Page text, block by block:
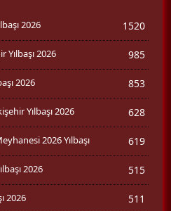
2026 1520
Yılbaşı 2026 985
2026 853
Yılbaşı 2026 628
2026 Yılbaşı 619
2026 515
2026 511